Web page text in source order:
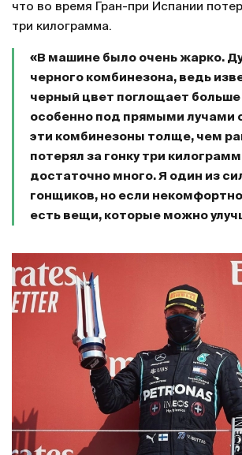
что во время Гран-при Испании
три килограмма.
«В машине было очень жарко.
черного комбинезона, ведь
черный цвет поглощает больше
особенно под прямыми лучами
эти комбинезоны толще, чем
потерял за гонку три
достаточно много. Я один из
гонщиков, но если
есть вещи, которые можно